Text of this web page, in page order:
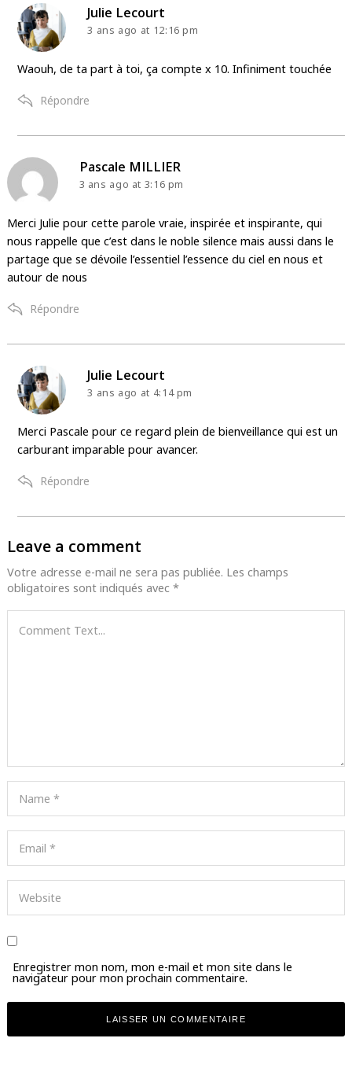
says:
Julie Lecourt
3 ans ago at 12:16 pm
Waouh, de ta part à toi, ça compte x 10. Infiniment touchée
Répondre
says:
Pascale MILLIER
3 ans ago at 3:16 pm
Merci Julie pour cette parole vraie, inspirée et inspirante, qui
nous rappelle que c’est dans le noble silence mais aussi dans le
partage que se dévoile l’essentiel l’essence du ciel en nous et
autour de nous
Répondre
says:
Julie Lecourt
3 ans ago at 4:14 pm
Merci Pascale pour ce regard plein de bienveillance qui est un
carburant imparable pour avancer.
Répondre
Leave
a
comment
Leave a comment
Votre adresse e-mail ne sera pas publiée. Les champs
obligatoires sont indiqués avec *
Enregistrer mon nom, mon e-mail et mon site dans le
navigateur pour mon prochain commentaire.